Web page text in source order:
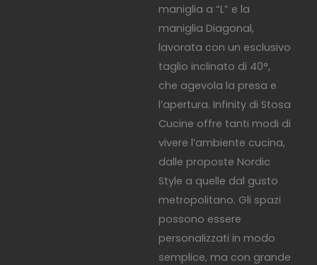
maniglia a “L” e la
maniglia Diagonal,
lavorata con un esclusivo
taglio inclinato di 40°,
che agevola la presa e
l’apertura. Infinity di Stosa
Cucine offre tanti modi di
vivere l’ambiente cucina,
dalle proposte Nordic
Style a quelle dal gusto
metropolitano. Gli spazi
possono essere
personalizzati in modo
semplice, ma con grande